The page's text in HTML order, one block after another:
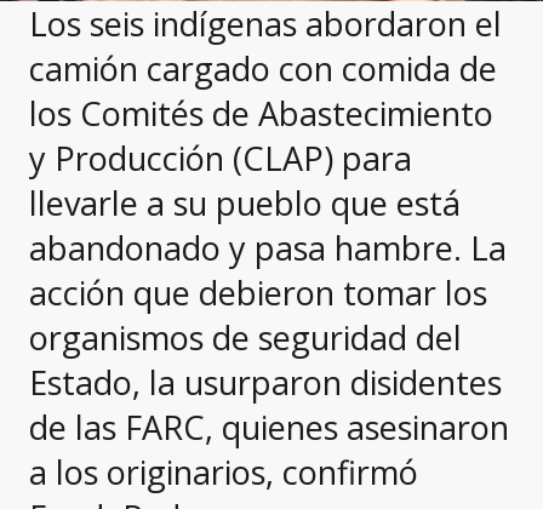
Los seis indígenas abordaron el
camión cargado con comida de
los Comités de Abastecimiento
y Producción (CLAP) para
llevarle a su pueblo que está
abandonado y pasa hambre. La
acción que debieron tomar los
organismos de seguridad del
Estado, la usurparon disidentes
de las FARC, quienes asesinaron
a los originarios, confirmó